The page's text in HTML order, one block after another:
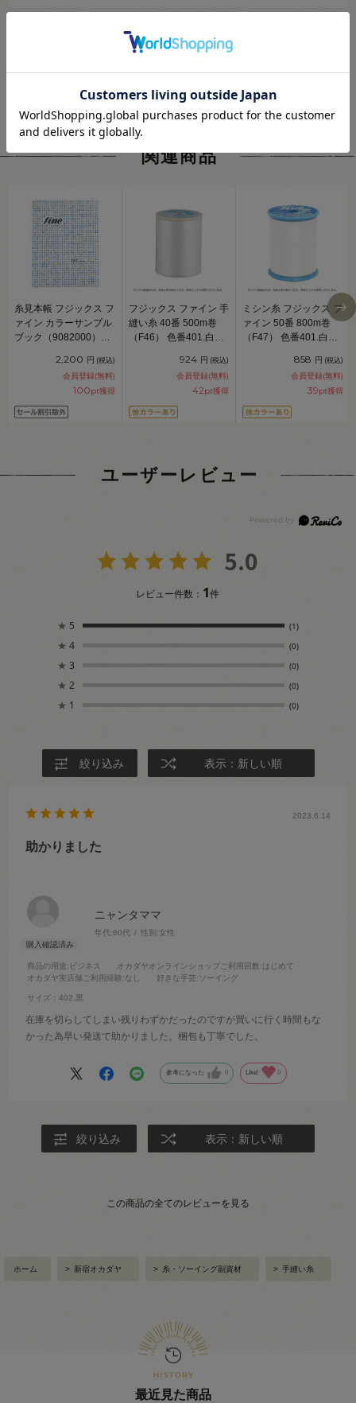
関連商品
糸見本帳 フジックス フ
ァイン カラーサンプル
ブック（9082000）
2,200 円 (税込)
会員登録(無料)
100pt獲得
フジックス ファイン 手
縫い糸 40番 500m巻
（F46） 色番401.白
924 円 (税込)
会員登録(無料)
42pt獲得
ミシン糸 フジックス フ
ァイン 50番 800m巻
（F47） 色番401.白
858 円 (税込)
会員登録(無料)
39pt獲得
ユーザーレビュー
5.0
レビュー件数： 1件
★ 5 (1)
★ 4 (0)
★ 3 (0)
★ 2 (0)
★ 1 (0)
絞り込み 表示：新しい順
ニャンタママ
年代:60代 性別:女性
商品の用途:ビジネス オカダヤオンラインショップご利用回数:はじめて
オカダヤ実店舗ご利用経験:なし 好きな手芸:ソーイング
サイズ：402.黒
2023.6.14
助かりました
在庫を切らしてしまい残りわずかだったのですが買いに行く時間もな
かった為早い発送で助かりました。梱包も丁寧でした。
参考になった 0 Like! 0
絞り込み 表示：新しい順
この商品の全てのレビューを見る
ホーム > 新宿オカダヤ > 糸・ソーイング副資材 > 手縫い糸
最近見た商品